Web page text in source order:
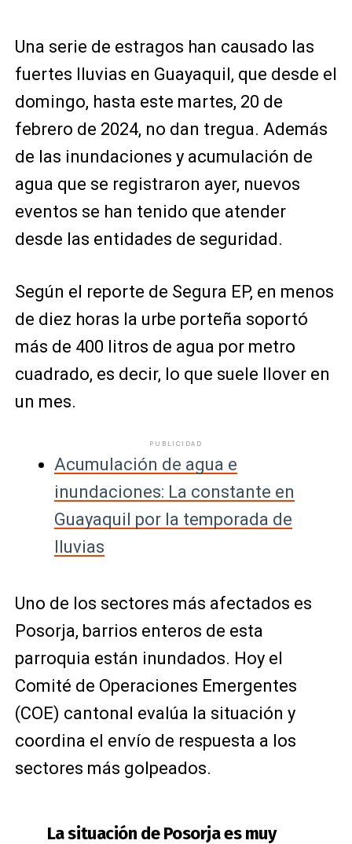
Una serie de estragos han causado las
fuertes lluvias en Guayaquil, que desde el
domingo, hasta este martes, 20 de
febrero de 2024, no dan tregua. Además
de las inundaciones y acumulación de
agua que se registraron ayer, nuevos
eventos se han tenido que atender
desde las entidades de seguridad.
Según el reporte de Segura EP, en menos
de diez horas la urbe porteña soportó
más de 400 litros de agua por metro
cuadrado, es decir, lo que suele llover en
un mes.
PUBLICIDAD
Acumulación de agua e
inundaciones: La constante en
Guayaquil por la temporada de
lluvias
Uno de los sectores más afectados es
Posorja, barrios enteros de esta
parroquia están inundados. Hoy el
Comité de Operaciones Emergentes
(COE) cantonal evalúa la situación y
coordina el envío de respuesta a los
sectores más golpeados.
La situación de Posorja es muy